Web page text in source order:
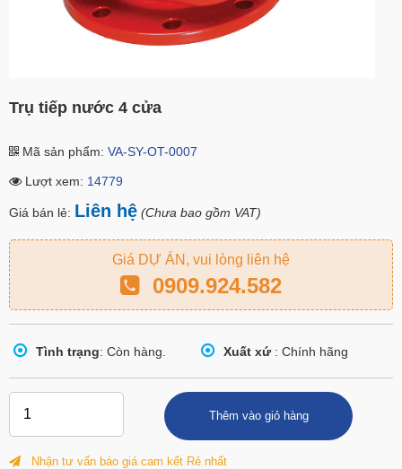
Trụ tiếp nước 4 cửa
Mã sản phẩm: VA-SY-OT-0007
Lượt xem: 14779
Giá bán lẻ: Liên hệ (Chưa bao gồm VAT)
Giá DỰ ÁN, vui lòng liên hệ
0909.924.582
Tình trạng: Còn hàng. Xuất xứ: Chính hãng
Thêm vào giỏ hàng
Nhận tư vấn báo giá cam kết Rẻ nhất